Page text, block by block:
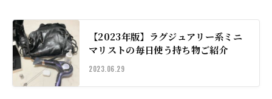
【2023年版】ラグジュアリー系ミニ
マリストの毎日使う持ち物ご紹介
2023.06.29